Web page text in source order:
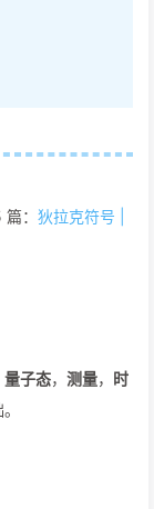
： 狄拉克符号 |
量子态， 测量， 时